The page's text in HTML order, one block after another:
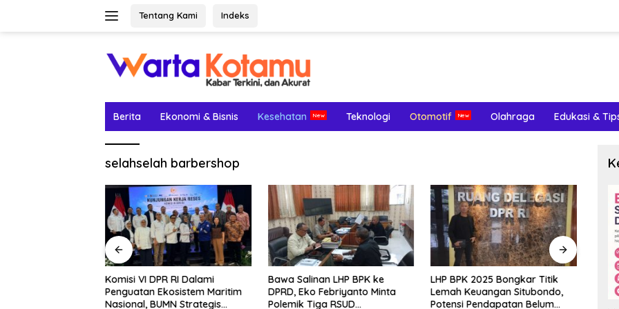
Tentang Kami Indeks
Berita Ekonomi & Bisnis Kesehatan Teknologi Otomotif Olahraga Edukasi &
selahselah barbershop
Komisi VI DPR RI Dalami
Penguatan Ekosistem Maritim
Nasional, BUMN Strategis
Bawa Salinan LHP BPK ke
DPRD, Eko Febriyanto Minta
Polemik Tiga RSUD
LHP BPK 2025 Bongkar Titik
Lemah Keuangan Situbondo,
Potensi Pendapatan Belum